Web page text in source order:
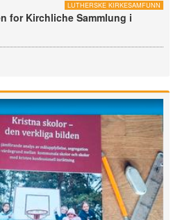
LUTHERSKE KIRKESAMFUNN
for Kirchliche Sammlung i